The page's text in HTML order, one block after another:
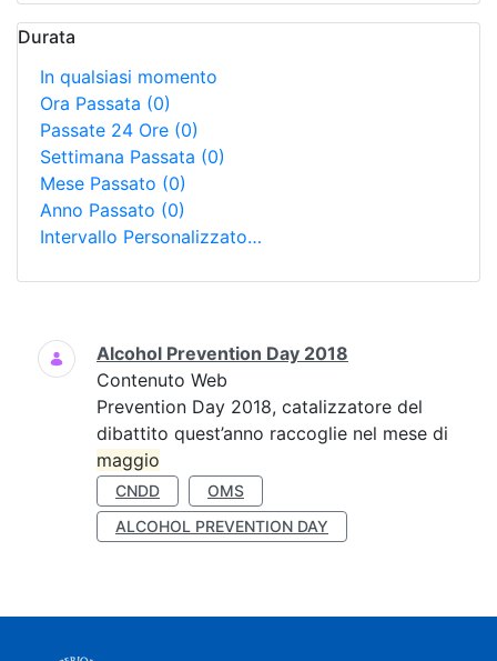
Durata
In qualsiasi momento
Ora Passata (0)
Passate 24 Ore (0)
Settimana Passata (0)
Mese Passato (0)
Anno Passato (0)
Intervallo Personalizzato…
Ricerca
Alcohol Prevention Day 2018
Contenuto Web
Prevention Day 2018, catalizzatore del
dibattito quest’anno raccoglie nel mese di
maggio
CNDD
OMS
ALCOHOL PREVENTION DAY